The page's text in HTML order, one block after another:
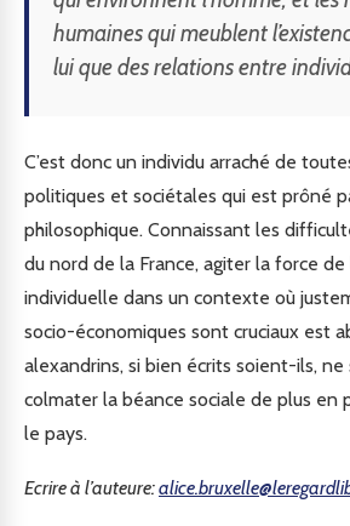
humaines qui meublent
lui que des relations entre
C’est donc un individu arraché de
politiques et sociétales qui est prôné
philosophique. Connaissant les
du nord de la France, agiter la force
individuelle dans un contexte où
socio-économiques sont cruciaux est
alexandrins, si bien écrits soient-ils,
colmater la béance sociale de plus en
le pays.
Ecrire à l’auteure: